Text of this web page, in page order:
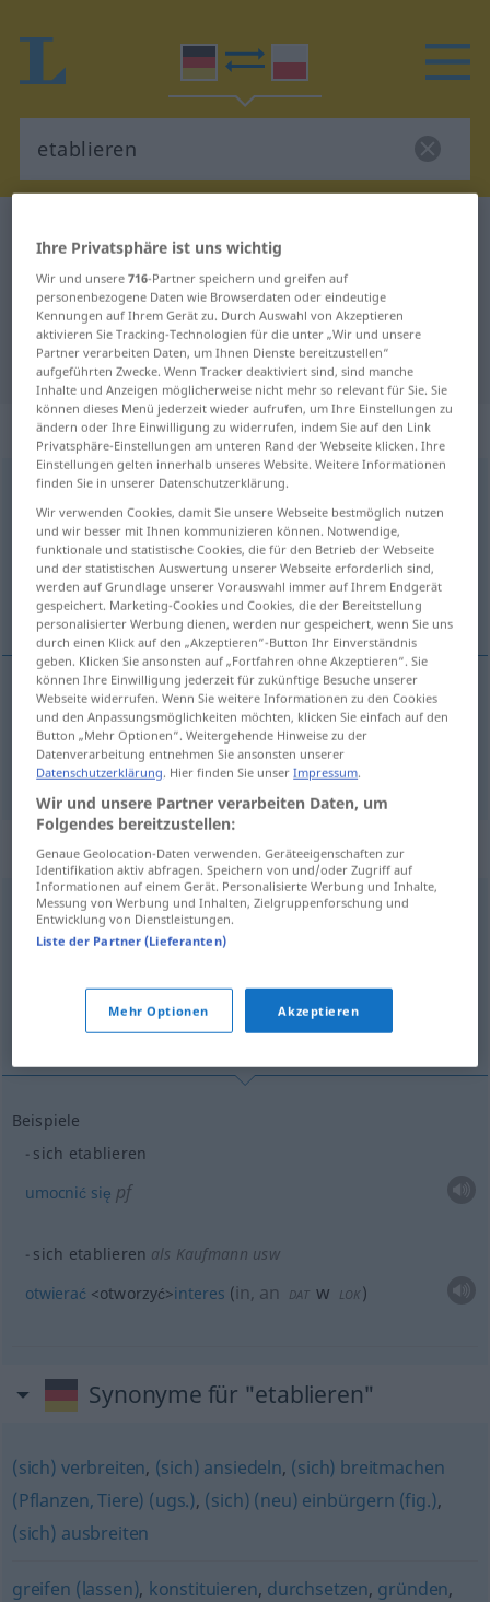
Deutsch-Polnisch Übersetzung für
"etablieren"
"etablieren" Polnisch Übersetzung
„etablieren“: transitives Verb
etablieren v/t <etablieren>
Übersicht aller Übersetzungen
(Für mehr Details die Übersetzung anklicken/antippen)
ugruntować, zakładać
ugruntowaćpf etablieren festen Bestand geben
zakładać<założyć> etablierenGeschäft
„etablieren“: reflexives Verb
etablierenv/r <etablieren>
Übersicht aller Übersetzungen
otwierać interes
Beispiele
sich etablieren
umocnić się pf
sich etablieren als Kaufmann usw
otwierać<otworzyć>interes (in, an DAT w LOK )
Synonyme für "etablieren"
(sich) verbreiten, (sich) ansiedeln, (sich) breitmachen
(Pflanzen, Tiere) (ugs.), (sich) (neu) einbürgern (fig.),
(sich) ausbreiten
greifen (lassen), konstituieren, durchsetzen, gründen,
Ihre Privatsphäre ist uns wichtig
Wir und unsere716-Partner speichern und greifen auf
personenbezogene Daten wie Browserdaten oder eindeutige
Kennungen auf Ihrem Gerät zu. Durch Auswahl von Akzeptieren
aktivieren Sie Tracking-Technologien für die unter „Wir und unsere
Partner verarbeiten Daten, um Ihnen Dienste bereitzustellen“
aufgeführten Zwecke. Wenn Tracker deaktiviert sind, sind manche
Inhalte und Anzeigen möglicherweise nicht mehr so relevant für Sie. Sie
können dieses Menü jederzeit wieder aufrufen, um Ihre Einstellungen zu
ändern oder Ihre Einwilligung zu widerrufen, indem Sie auf den Link
Privatsphäre-Einstellungen am unteren Rand der Webseite klicken. Ihre
Einstellungen gelten innerhalb unseres Website. Weitere Informationen
finden Sie in unserer Datenschutzerklärung.
Wir verwenden Cookies, damit Sie unsere Webseite bestmöglich nutzen
und wir besser mit Ihnen kommunizieren können. Notwendige,
funktionale und statistische Cookies, die für den Betrieb der Webseite
und der statistischen Auswertung unserer Webseite erforderlich sind,
werden auf Grundlage unserer Vorauswahl immer auf Ihrem Endgerät
gespeichert. Marketing-Cookies und Cookies, die der Bereitstellung
personalisierter Werbung dienen, werden nur gespeichert, wenn Sie uns
durch einen Klick auf den „Akzeptieren“-Button Ihr Einverständnis
geben. Klicken Sie ansonsten auf „Fortfahren ohne Akzeptieren“. Sie
können Ihre Einwilligung jederzeit für zukünftige Besuche unserer
Webseite widerrufen. Wenn Sie weitere Informationen zu den Cookies
und den Anpassungsmöglichkeiten möchten, klicken Sie einfach auf den
Button „Mehr Optionen“. Weitergehende Hinweise zu der
Datenverarbeitung entnehmen Sie ansonsten unserer
Datenschutzerklärung. Hier finden Sie unserImpressum.
Wir und unsere Partner verarbeiten Daten, um
Folgendes bereitzustellen:
Genaue Geolocation-Daten verwenden. Geräteeigenschaften zur
Identifikation aktiv abfragen. Speichern von und/oder Zugriff auf
Informationen auf einem Gerät. Personalisierte Werbung und Inhalte,
Messung von Werbung und Inhalten, Zielgruppenforschung und
Entwicklung von Dienstleistungen.
Liste der Partner (Lieferanten)
Mehr Optionen Akzeptieren